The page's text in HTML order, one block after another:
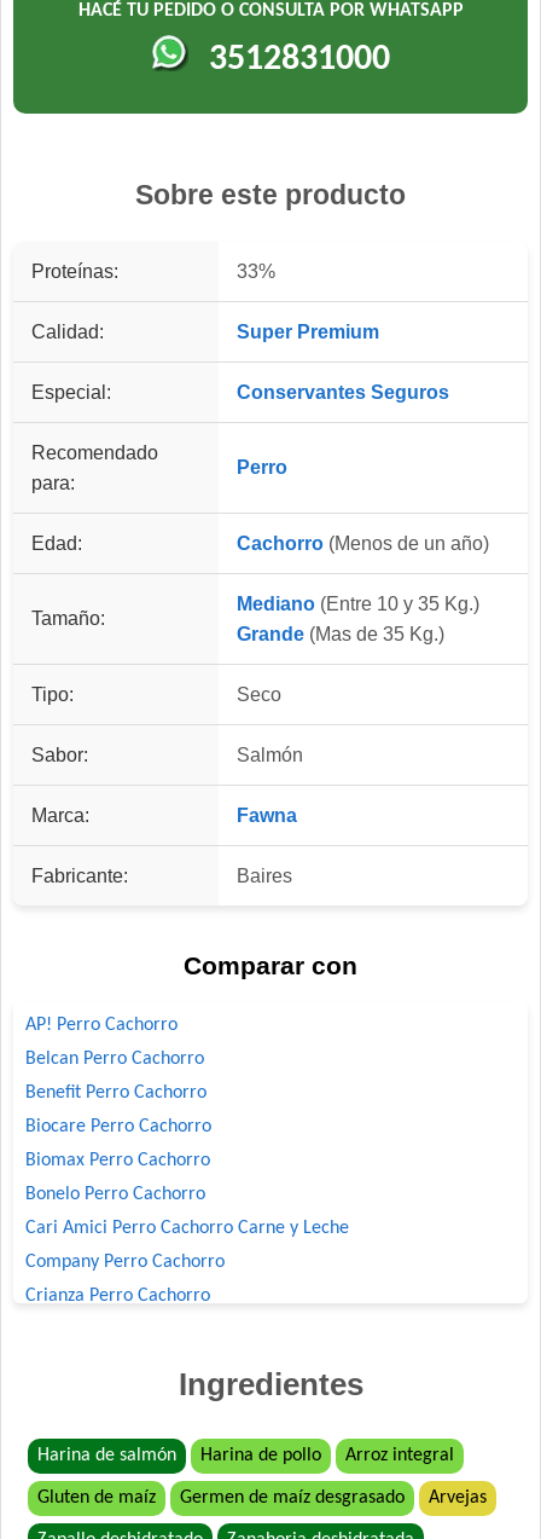
HACÉ TU PEDIDO O CONSULTA POR WHATSAPP
3512831000
Sobre este producto
Proteínas: 33%
Calidad: Super Premium
Especial: Conservantes Seguros
Recomendado
para:
Perro
Edad: Cachorro (Menos de un año)
Tamaño:
Mediano (Entre 10 y 35 Kg.)
Grande (Mas de 35 Kg.)
Tipo: Seco
Sabor: Salmón
Marca: Fawna
Fabricante: Baires
Comparar con
AP! Perro Cachorro
Belcan Perro Cachorro
Benefit Perro Cachorro
Biocare Perro Cachorro
Biomax Perro Cachorro
Bonelo Perro Cachorro
Cari Amici Perro Cachorro Carne y Leche
Company Perro Cachorro
Crianza Perro Cachorro
Dog Chow Perro Cachorro
Dog Selection Etiqueta Negra Cachorros
Dog Selection Premium Cachorros
Dogui Perro Cachorro
Ingredientes
Harina de salmón Harina de pollo Arroz integral
Gluten de maíz Germen de maíz desgrasado Arvejas